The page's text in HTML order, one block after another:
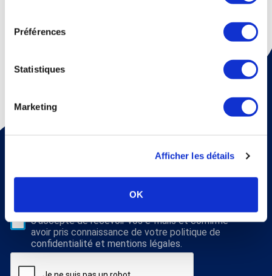
Préférences
Statistiques
Marketing
Afficher les détails
OK
Pour recevoir une fois par mois un mail d'information sur
abonnez vous à notre newsletter !
Veuillez renseigner votre adresse email pour vous inscrire. Ex. :
J'accepte de recevoir vos e-mails et confirme
avoir pris connaissance de votre politique de
confidentialité et mentions légales.